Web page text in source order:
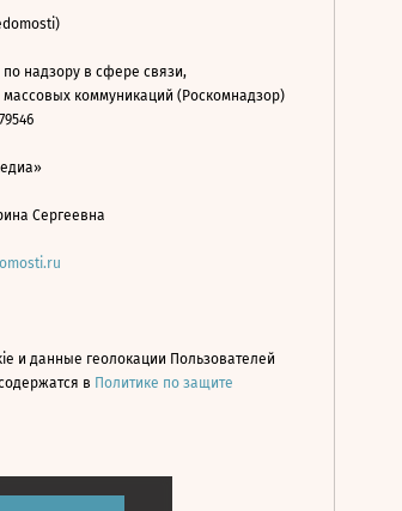
надзору в сфере связи,
коммуникаций (Роскомнадзор)
Сергеевна
и данные геолокации Пользователей
в Политике по защите